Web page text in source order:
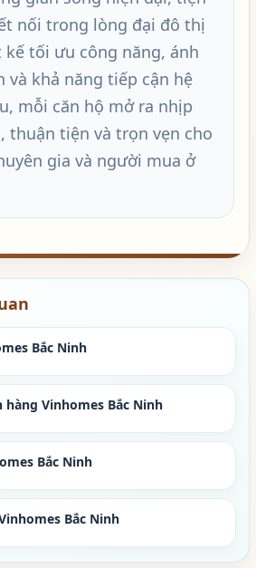
nối trong lòng đại đô thị
tối ưu công năng, ánh
và khả năng tiếp cận hệ
mỗi căn hộ mở ra nhịp
thuận tiện và trọn vẹn cho
gia và người mua ở
Bắc Ninh
hàng Vinhomes Bắc Ninh
Bắc Ninh
Bắc Ninh